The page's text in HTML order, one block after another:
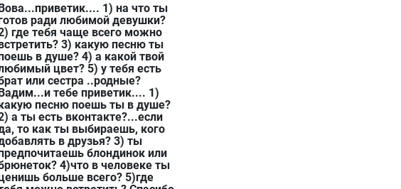
1) на что ты
ради любимой девушки?
где тебя чаще всего можно
3) какую песню ты
в душе? 4) а какой твой
цвет? 5) у тебя есть
или сестра ..родные?
тебе приветик.... 1)
песню поешь ты в душе?
а ты есть вконтакте?...если
то как ты выбираешь, кого
в друзья? 3) ты
блондинок или
4)что в человеке ты
больше всего? 5)где